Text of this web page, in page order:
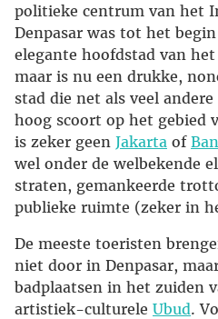
politieke centrum van het
Denpasar was tot het
elegante hoofdstad van
maar is nu een drukke,
stad die net als veel
hoog scoort op het gebied
is zeker geen Jakarta of
wel onder de welbekende
straten, gemankeerde
publieke ruimte (zeker in
De meeste toeristen
niet door in Denpasar,
badplaatsen in het zuiden
artistiek-culturele Ubud.